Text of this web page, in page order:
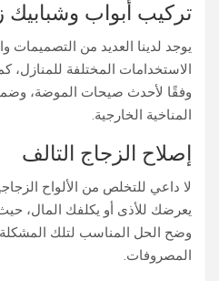
تركيب أبواب وشبابيك
يوجد لدينا العديد من التصميمات
الاستخدامات المختلفة للمنازل،
وفقًا لأحدث صيحات الموضة،
المناخية الخارجية.
إصلاح الزجاج التالف
لا داعي للتخلص من الألواح
يعرضك للأذى أو يكلفك المال،
وضح الحل المناسب لتلك
المصروفات.